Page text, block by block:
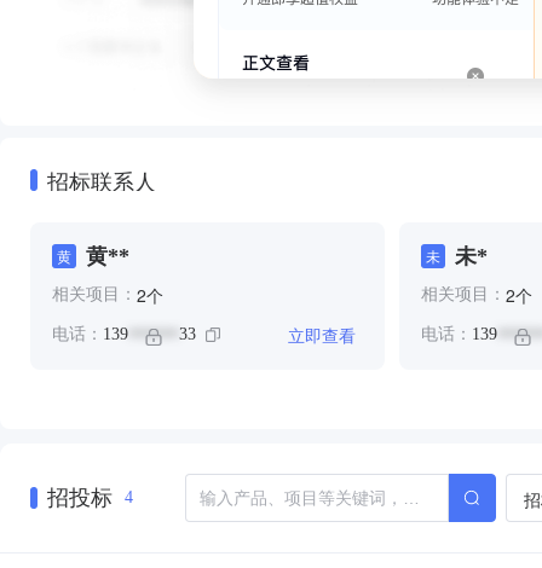
招标联系人
黄 黄**
相关项目： 2个
电话： 139 ****** 33 立即查看
未 未*
相关项目： 2个
电话： 139
招投标 4